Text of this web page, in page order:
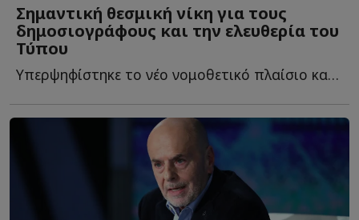
Σημαντική θεσμική νίκη για τους
δημοσιογράφους και την ελευθερία του
Τύπου
Υπερψηφίστηκε το νέο νομοθετικό πλαίσιο κατά των Στρατηγικών Α...